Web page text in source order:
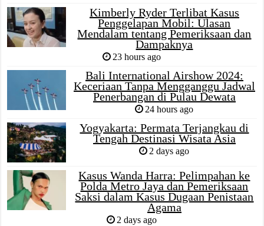
Kimberly Ryder Terlibat Kasus
Penggelapan Mobil: Ulasan
Mendalam tentang Pemeriksaan dan
Dampaknya
23 hours ago
Bali International Airshow 2024:
Keceriaan Tanpa Mengganggu Jadwal
Penerbangan di Pulau Dewata
24 hours ago
Yogyakarta: Permata Terjangkau di
Tengah Destinasi Wisata Asia
2 days ago
Kasus Wanda Harra: Pelimpahan ke
Polda Metro Jaya dan Pemeriksaan
Saksi dalam Kasus Dugaan Penistaan
Agama
2 days ago